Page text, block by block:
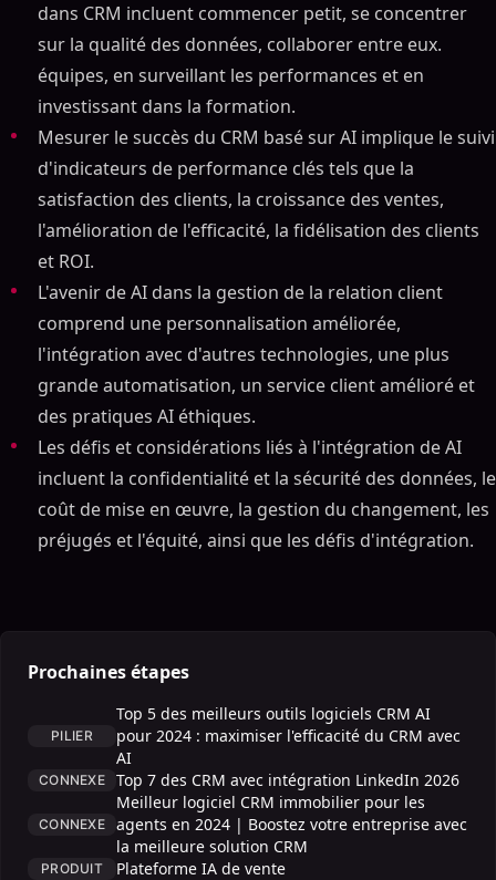
dans CRM incluent commencer petit, se concentrer
sur la qualité des données, collaborer entre eux.
équipes, en surveillant les performances et en
investissant dans la formation.
Mesurer le succès du CRM basé sur AI implique le suivi
d'indicateurs de performance clés tels que la
satisfaction des clients, la croissance des ventes,
l'amélioration de l'efficacité, la fidélisation des clients
et ROI.
L'avenir de AI dans la gestion de la relation client
comprend une personnalisation améliorée,
l'intégration avec d'autres technologies, une plus
grande automatisation, un service client amélioré et
des pratiques AI éthiques.
Les défis et considérations liés à l'intégration de AI
incluent la confidentialité et la sécurité des données, le
coût de mise en œuvre, la gestion du changement, les
préjugés et l'équité, ainsi que les défis d'intégration.
Prochaines étapes
PILIER
Top 5 des meilleurs outils logiciels CRM AI
pour 2024 : maximiser l'efficacité du CRM avec
AI
CONNEXE Top 7 des CRM avec intégration LinkedIn 2026
CONNEXE
Meilleur logiciel CRM immobilier pour les
agents en 2024 | Boostez votre entreprise avec
la meilleure solution CRM
PRODUIT Plateforme IA de vente